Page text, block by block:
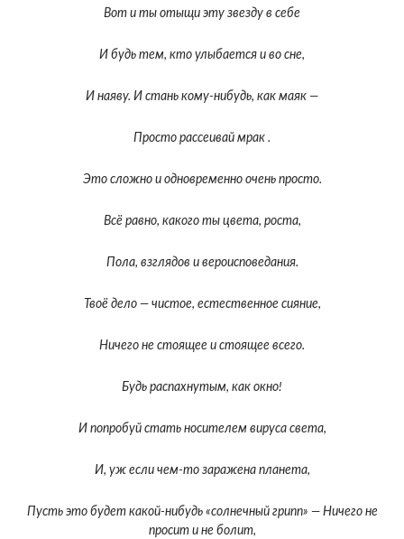
Вот и ты отыщи эту звезду в себе
И будь тем, кто улыбается и во сне,
И наяву. И стань кому-нибудь, как маяк —
Просто рассеивай мрак .
Это сложно и одновременно очень просто.
Всё равно, какого ты цвета, роста,
Пола, взглядов и вероисповедания.
Твоё дело — чистое, естественное сияние,
Ничего не стоящее и стоящее всего.
Будь распахнутым, как окно!
И попробуй стать носителем вируса света,
И, уж если чем-то заражена планета,
Пусть это будет какой-нибудь «солнечный грипп» — Ничего не
просит и не болит,